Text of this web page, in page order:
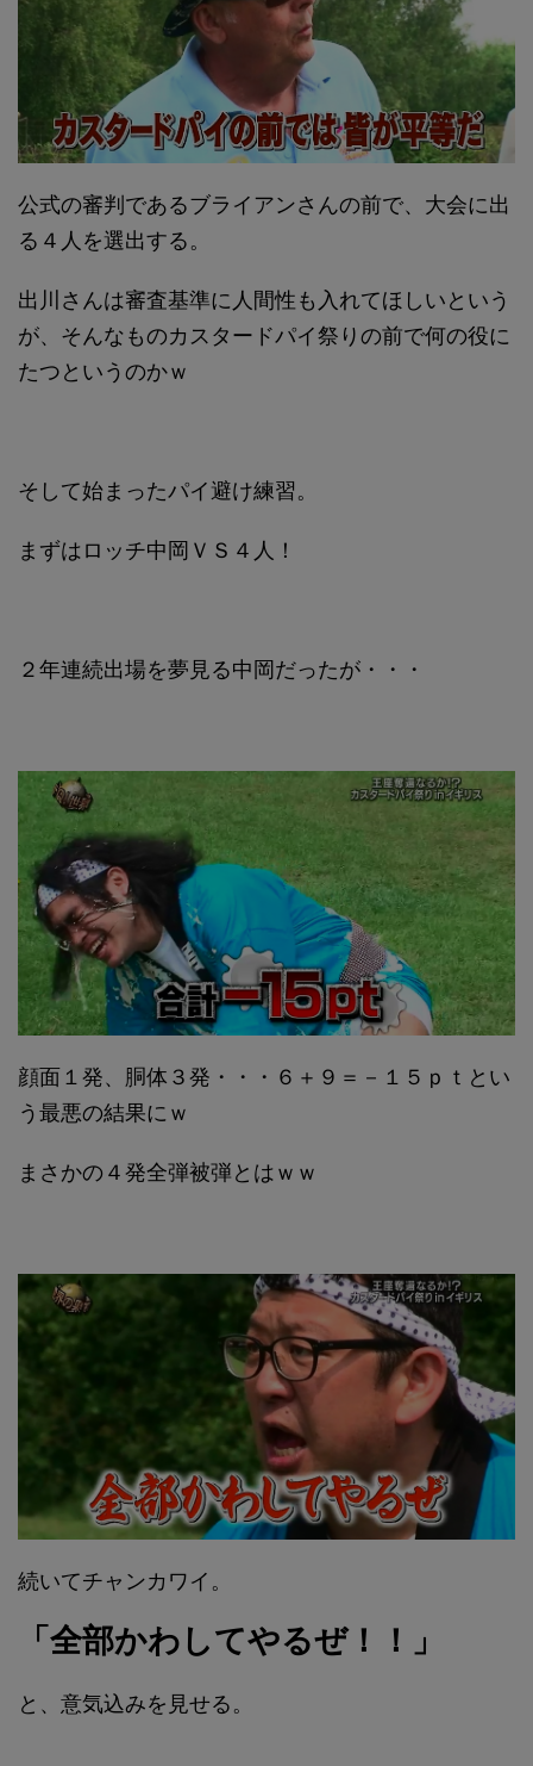
公式の審判であるブライアンさんの前で、大会に出
る４人を選出する。
出川さんは審査基準に人間性も入れてほしいという
が、そんなものカスタードパイ祭りの前で何の役に
たつというのかｗ
そして始まったパイ避け練習。
まずはロッチ中岡ＶＳ４人！
２年連続出場を夢見る中岡だったが・・・
顔面１発、胴体３発・・・６＋９＝－１５ｐｔとい
う最悪の結果にｗ
まさかの４発全弾被弾とはｗｗ
続いてチャンカワイ。
「全部かわしてやるぜ！！」
と、意気込みを見せる。